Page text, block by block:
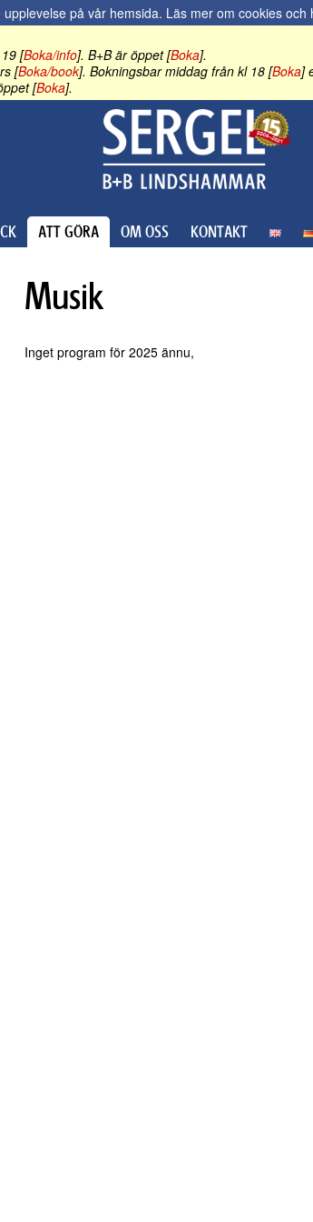
på vår hemsida. Läs mer om cookies
[Boka/info]. B+B är öppet [Boka].
[Boka/book]. Bokningsbar middag från kl 18 [Boka]
[Boka].
ATT GÖRA OM OSS KONTAKT
Musik
Inget program för 2025 ännu,